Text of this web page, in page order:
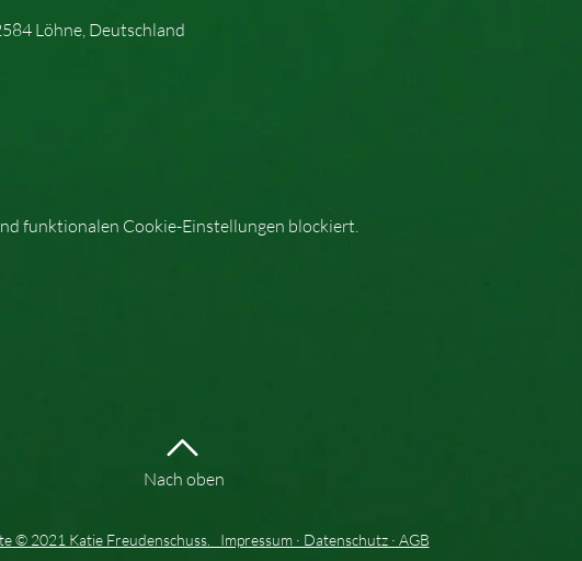
Löhne, Deutschland
funktionalen Cookie-Einstellungen blockiert.
Nach oben
© 2021 Katie Freudenschuss. Impressum · Datenschutz · AGB